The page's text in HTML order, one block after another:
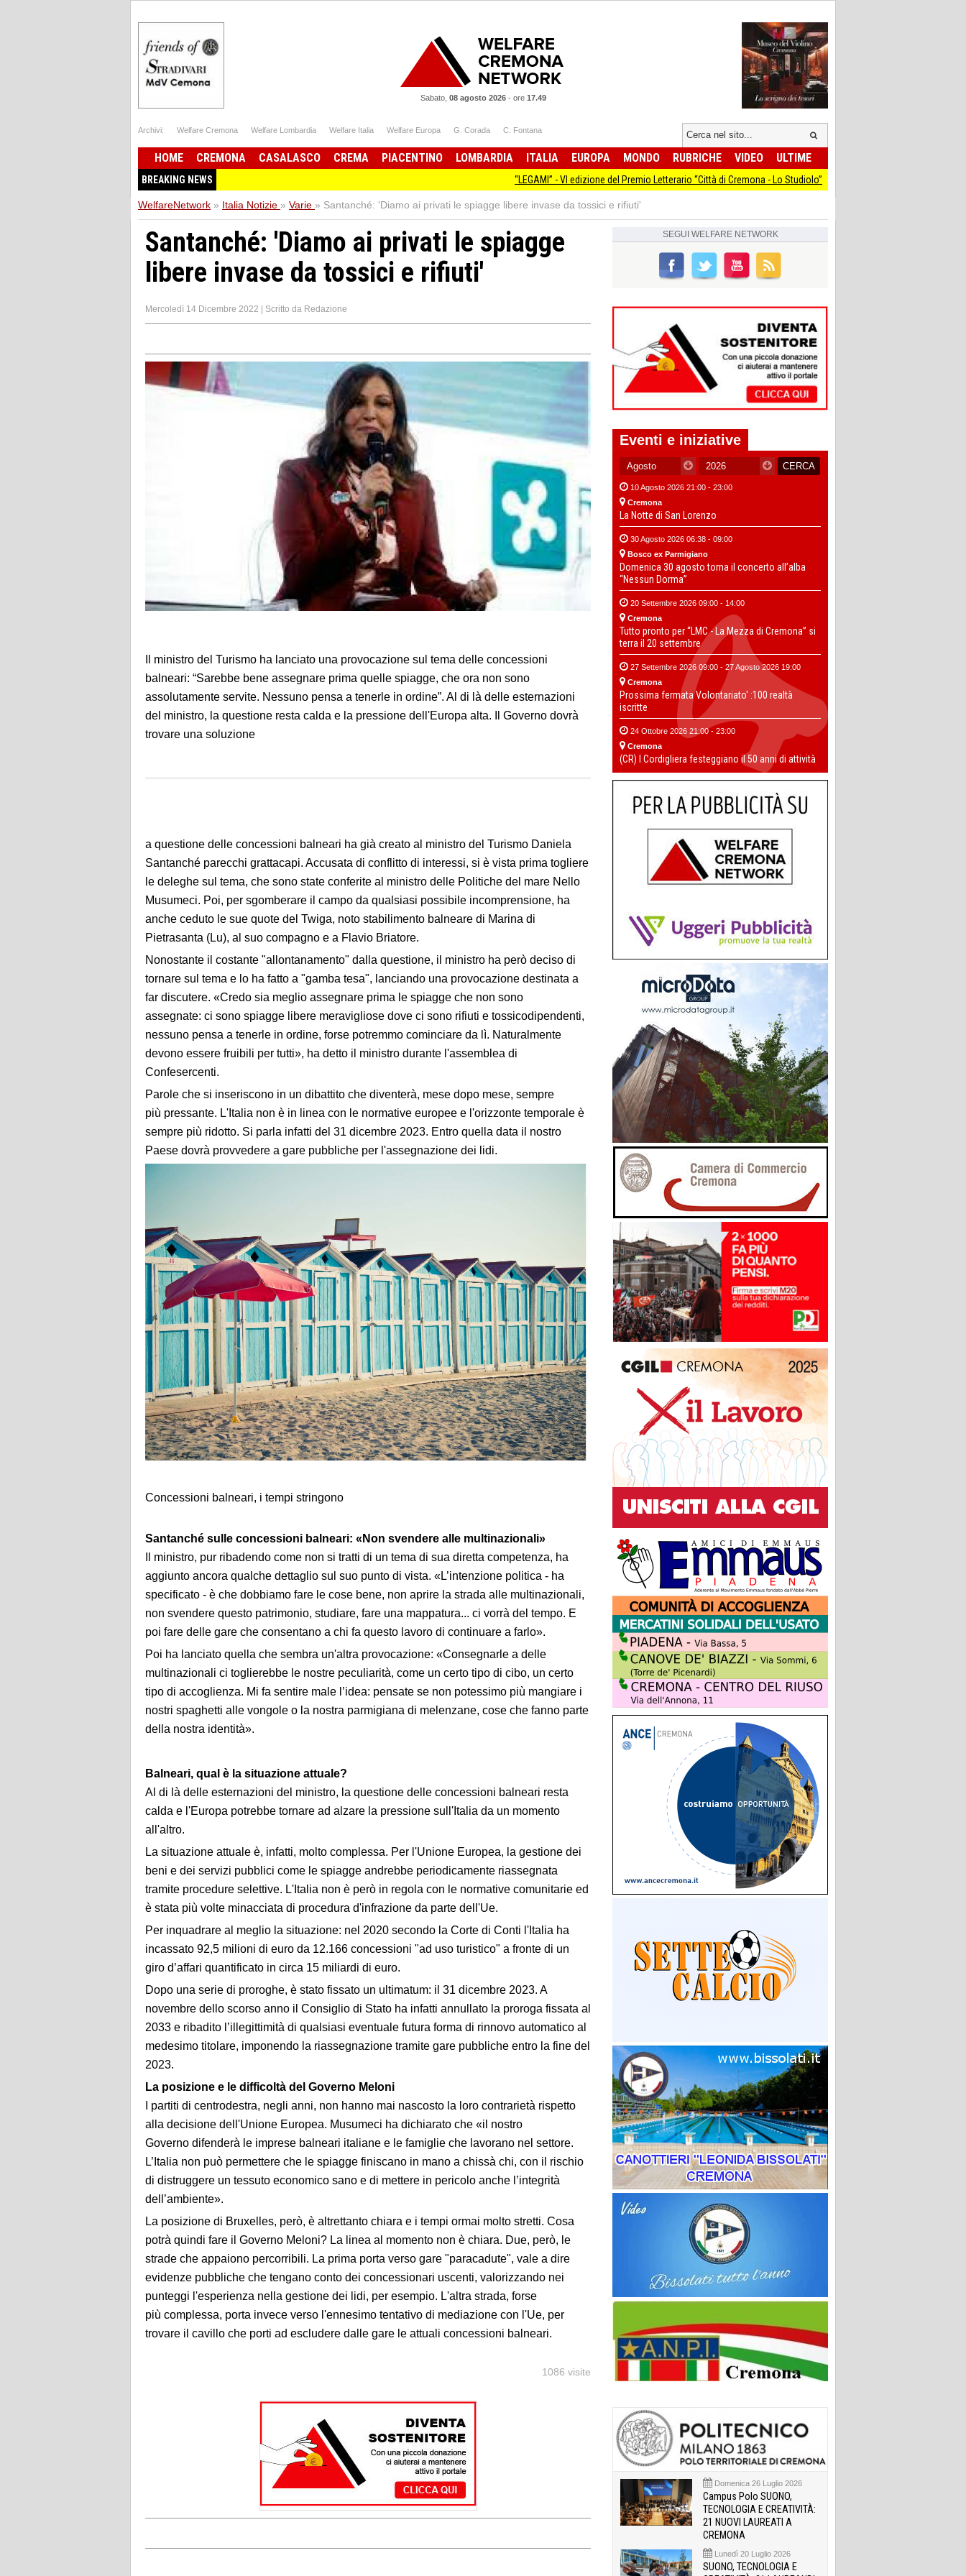
Sabato, 08 agosto 2026- ore 17.49
Archivi: Welfare Cremona Welfare Lombardia Welfare Italia Welfare Europa G. Corada C. Fontana
HOME CREMONA CASALASCO CREMA PIACENTINO LOMBARDIA ITALIA EUROPA MONDO RUBRICHE VIDEO ULTIME
BREAKING NEWS “LEGAMI” - VI edizione del Premio Letterario “Città di Cremona - Lo Studiolo” Conclusi i lavori alla rotatoria di via
WelfareNetwork » Italia Notizie » Varie » Santanché: 'Diamo ai privati le spiagge libere invase da tossici e rifiuti'
Santanché: 'Diamo ai privati le spiagge
libere invase da tossici e rifiuti'
Mercoledì 14 Dicembre 2022 | Scritto da Redazione
Il ministro del Turismo ha lanciato una provocazione sul tema delle concessioni
balneari: “Sarebbe bene assegnare prima quelle spiagge, che ora non sono
assolutamente servite. Nessuno pensa a tenerle in ordine”. Al di là delle esternazioni
del ministro, la questione resta calda e la pressione dell'Europa alta. Il Governo dovrà
trovare una soluzione
a questione delle concessioni balneari ha già creato al ministro del Turismo Daniela
Santanché parecchi grattacapi. Accusata di conflitto di interessi, si è vista prima togliere
le deleghe sul tema, che sono state conferite al ministro delle Politiche del mare Nello
Musumeci. Poi, per sgomberare il campo da qualsiasi possibile incomprensione, ha
anche ceduto le sue quote del Twiga, noto stabilimento balneare di Marina di
Pietrasanta (Lu), al suo compagno e a Flavio Briatore.
Nonostante il costante "allontanamento" dalla questione, il ministro ha però deciso di
tornare sul tema e lo ha fatto a "gamba tesa", lanciando una provocazione destinata a
far discutere. «Credo sia meglio assegnare prima le spiagge che non sono
assegnate: ci sono spiagge libere meravigliose dove ci sono rifiuti e tossicodipendenti,
nessuno pensa a tenerle in ordine, forse potremmo cominciare da lì. Naturalmente
devono essere fruibili per tutti», ha detto il ministro durante l'assemblea di
Confesercenti.
Parole che si inseriscono in un dibattito che diventerà, mese dopo mese, sempre
più pressante. L'Italia non è in linea con le normative europee e l'orizzonte temporale è
sempre più ridotto. Si parla infatti del 31 dicembre 2023. Entro quella data il nostro
Paese dovrà provvedere a gare pubbliche per l'assegnazione dei lidi.
Concessioni balneari, i tempi stringono
Santanché sulle concessioni balneari: «Non svendere alle multinazionali»
Il ministro, pur ribadendo come non si tratti di un tema di sua diretta competenza, ha
aggiunto ancora qualche dettaglio sul suo punto di vista. «L’intenzione politica - ha
specificato - è che dobbiamo fare le cose bene, non aprire la strada alle multinazionali,
non svendere questo patrimonio, studiare, fare una mappatura... ci vorrà del tempo. E
poi fare delle gare che consentano a chi fa questo lavoro di continuare a farlo».
Poi ha lanciato quella che sembra un'altra provocazione: «Consegnarle a delle
multinazionali ci toglierebbe le nostre peculiarità, come un certo tipo di cibo, un certo
tipo di accoglienza. Mi fa sentire male l’idea: pensate se non potessimo più mangiare i
nostri spaghetti alle vongole o la nostra parmigiana di melenzane, cose che fanno parte
della nostra identità».
Balneari, qual è la situazione attuale?
Al di là delle esternazioni del ministro, la questione delle concessioni balneari resta
calda e l'Europa potrebbe tornare ad alzare la pressione sull'Italia da un momento
all'altro.
La situazione attuale è, infatti, molto complessa. Per l'Unione Europea, la gestione dei
beni e dei servizi pubblici come le spiagge andrebbe periodicamente riassegnata
tramite procedure selettive. L'Italia non è però in regola con le normative comunitarie ed
è stata più volte minacciata di procedura d'infrazione da parte dell'Ue.
Per inquadrare al meglio la situazione: nel 2020 secondo la Corte di Conti l'Italia ha
incassato 92,5 milioni di euro da 12.166 concessioni "ad uso turistico" a fronte di un
giro d’affari quantificato in circa 15 miliardi di euro.
Dopo una serie di proroghe, è stato fissato un ultimatum: il 31 dicembre 2023. A
novembre dello scorso anno il Consiglio di Stato ha infatti annullato la proroga fissata al
2033 e ribadito l’illegittimità di qualsiasi eventuale futura forma di rinnovo automatico al
medesimo titolare, imponendo la riassegnazione tramite gare pubbliche entro la fine del
2023.
La posizione e le difficoltà del Governo Meloni
I partiti di centrodestra, negli anni, non hanno mai nascosto la loro contrarietà rispetto
alla decisione dell'Unione Europea. Musumeci ha dichiarato che «il nostro
Governo difenderà le imprese balneari italiane e le famiglie che lavorano nel settore.
L’Italia non può permettere che le spiagge finiscano in mano a chissà chi, con il rischio
di distruggere un tessuto economico sano e di mettere in pericolo anche l’integrità
dell’ambiente».
La posizione di Bruxelles, però, è altrettanto chiara e i tempi ormai molto stretti. Cosa
potrà quindi fare il Governo Meloni? La linea al momento non è chiara. Due, però, le
strade che appaiono percorribili. La prima porta verso gare "paracadute", vale a dire
evidenze pubbliche che tengano conto dei concessionari uscenti, valorizzando nei
punteggi l'esperienza nella gestione dei lidi, per esempio. L'altra strada, forse
più complessa, porta invece verso l'ennesimo tentativo di mediazione con l'Ue, per
trovare il cavillo che porti ad escludere dalle gare le attuali concessioni balneari.
1086 visite
SEGUI WELFARE NETWORK
Eventi e iniziative
10 Agosto 2026 21:00 - 23:00
Cremona
La Notte di San Lorenzo
30 Agosto 2026 06:38 - 09:00
Bosco ex Parmigiano
Domenica 30 agosto torna il concerto all’alba
“Nessun Dorma”
20 Settembre 2026 09:00 - 14:00
Cremona
Tutto pronto per “LMC - La Mezza di Cremona” si
terra il 20 settembre
27 Settembre 2026 09:00 - 27 Agosto 2026 19:00
Cremona
Prossima fermata Volontariato' :100 realtà
iscritte
24 Ottobre 2026 21:00 - 23:00
Cremona
(CR) I Cordigliera festeggiano il 50 anni di attività
Domenica 26 Luglio 2026
Campus Polo SUONO,
TECNOLOGIA E CREATIVITÀ:
21 NUOVI LAUREATI A
CREMONA
Lunedì 20 Luglio 2026
SUONO, TECNOLOGIA E